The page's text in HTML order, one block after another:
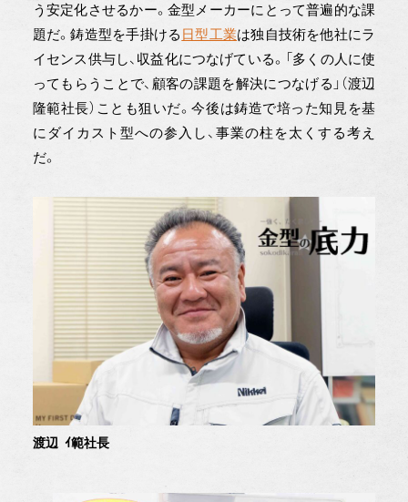
う安定化させるかー。金型メーカーにとって普遍的な課
題だ。鋳造型を手掛ける 日型工業は独自技術を他社にラ
イセンス供与し、収益化につなげている。「多くの人に使
ってもらうことで、顧客の課題を解決につなげる」（渡辺
隆範社長）ことも狙いだ。今後は鋳造で培った知見を基
にダイカスト型への参入し、事業の柱を太くする考え
だ。
渡辺 ｲ範社長